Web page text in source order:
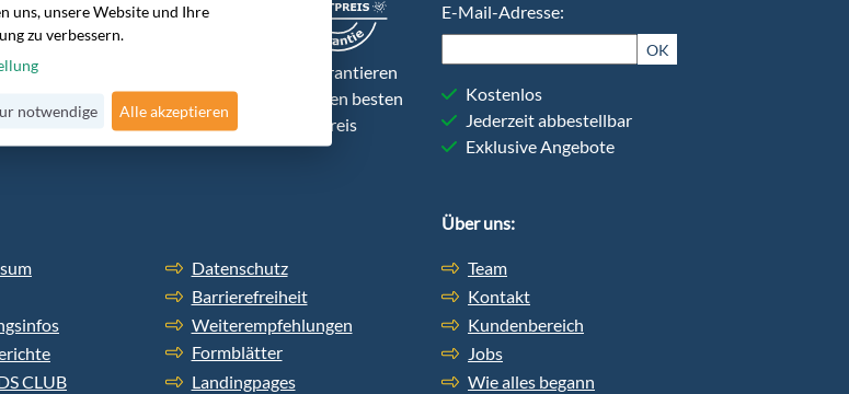
Zertifiziert von
Wir garantieren
Ihnen den besten
Preis
E-Mail-Adresse:
OK
Kostenlos
Jederzeit abbestellbar
Exklusive Angebote
Datenschutz
Barrierefreiheit
Weiterempfehlungen
Formblätter
CLUB
Landingpages
Über uns:
Team
Kontakt
Kundenbereich
Jobs
Wie alles begann
uns, unsere Website und Ihre
zu verbessern.
notwendige Alle akzeptieren